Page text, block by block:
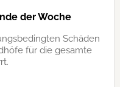
der Woche
Schäden
für die gesamte